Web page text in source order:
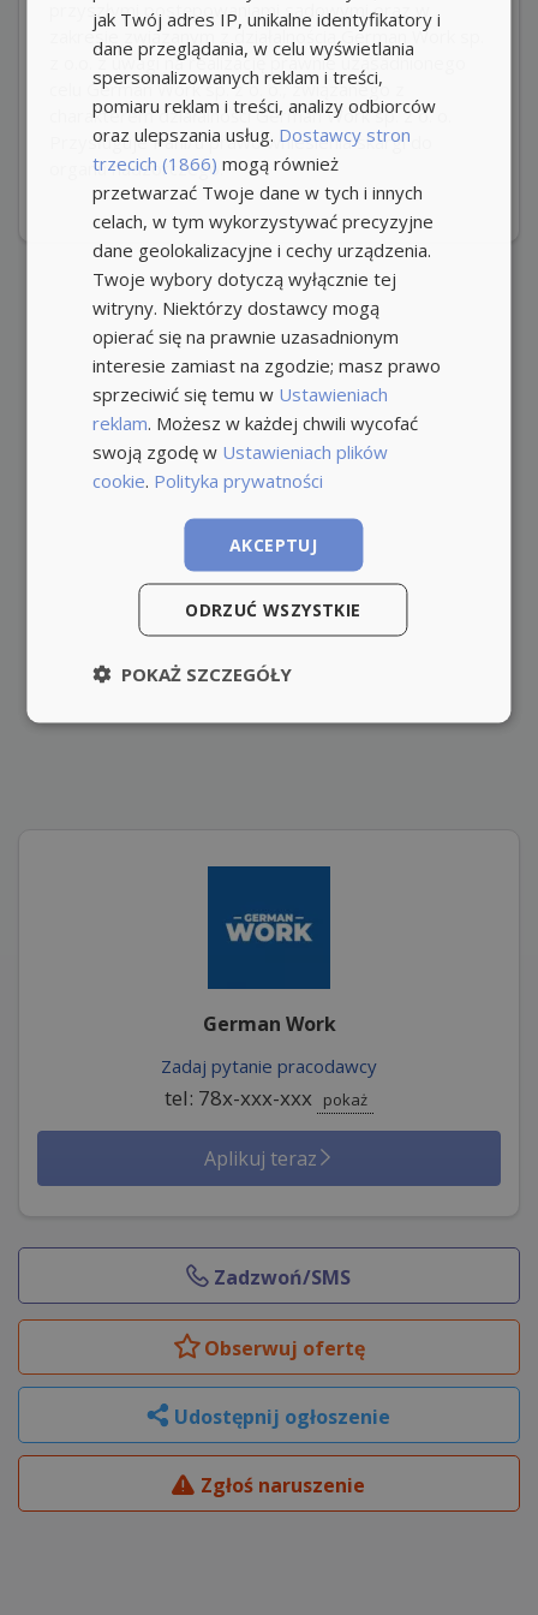
przyszłymi postępowaniami sądowymi oraz w
zakresie związanym z działalnością German Work sp.
z o.o. z uwagi na realizację prawnie uzasadnionego
celu German Work sp. z o. o., związanego z
charakterem działalności German Work sp. z o. o.
Przysługuje Pani/u prawo wniesienia skargi do
organu nadzorczego.
German Work
Zadaj pytanie pracodawcy
tel: 78x-xxx-xxx pokaż
Aplikuj teraz
Zadzwoń/SMS
Obserwuj ofertę
Udostępnij ogłoszenie
Zgłoś naruszenie
jak Twój adres IP, unikalne identyfikatory i
dane przeglądania, w celu wyświetlania
spersonalizowanych reklam i treści,
pomiaru reklam i treści, analizy odbiorców
oraz ulepszania usług. Dostawcy stron
trzecich (1866) mogą również
przetwarzać Twoje dane w tych i innych
celach, w tym wykorzystywać precyzyjne
dane geolokalizacyjne i cechy urządzenia.
Twoje wybory dotyczą wyłącznie tej
witryny. Niektórzy dostawcy mogą
opierać się na prawnie uzasadnionym
interesie zamiast na zgodzie; masz prawo
sprzeciwić się temu w Ustawieniach
reklam. Możesz w każdej chwili wycofać
swoją zgodę w Ustawieniach plików
cookie. Polityka prywatności
AKCEPTUJ
ODRZUĆ WSZYSTKIE
POKAŻ SZCZEGÓŁY